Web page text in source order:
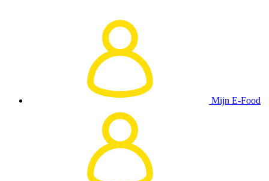
Mijn E-Food